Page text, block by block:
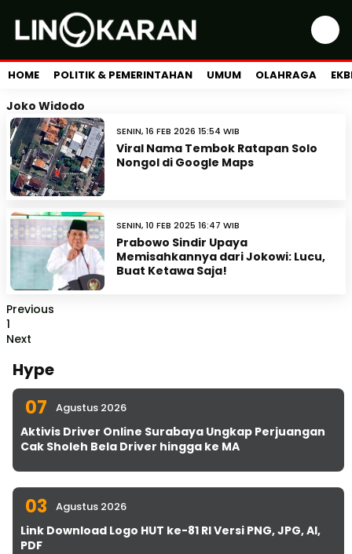
HOME POLITIK & PEMERINTAHAN UMUM OLAHRAGA
Joko Widodo
SENIN, 16 FEB 2026 15:54 WIB
Viral Nama Tembok Ratapan Solo
Nongol di Google Maps
SENIN, 10 FEB 2025 16:47 WIB
Prabowo Sindir Upaya
Memisahkannya dari Jokowi: Lucu,
Buat Ketawa Saja!
Previous
1
Next
Hype
07 Agustus 2026
Aktivis Driver Online Surabaya Ungkap Perjuangan
Cak Sholeh Bela Driver hingga ke MA
03 Agustus 2026
Link Download Logo HUT ke-81 RI Versi PNG, JPG, AI,
PDF